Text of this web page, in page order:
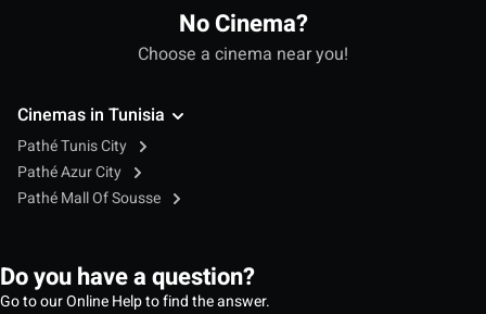
No Cinema?
Choose a cinema near you!
Cinemas in Tunisia
Pathé Tunis City
Pathé Azur City
Pathé Mall Of Sousse
Do you have a question?
Go to our Online Help to find the answer.